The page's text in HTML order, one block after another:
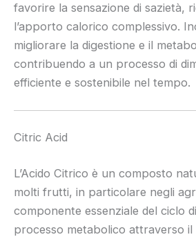
favorire la sensazione di sazietà,
l’apporto calorico complessivo.
migliorare la digestione e il
contribuendo a un processo di
efficiente e sostenibile nel tempo.
Citric Acid
L’Acido Citrico è un composto
molti frutti, in particolare negli
componente essenziale del ciclo
processo metabolico attraverso